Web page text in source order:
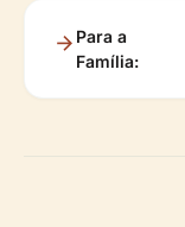
Para a
Família: